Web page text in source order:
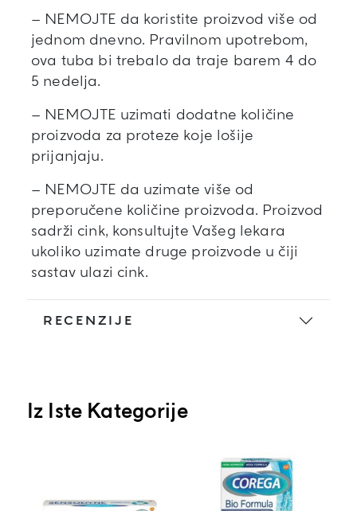
– NEMOJTE da koristite proizvod više od
jednom dnevno. Pravilnom upotrebom,
ova tuba bi trebalo da traje barem 4 do
5 nedelja.
– NEMOJTE uzimati dodatne količine
proizvoda za proteze koje lošije
prijanjaju.
– NEMOJTE da uzimate više od
preporučene količine proizvoda. Proizvod
sadrži cink, konsultujte Vašeg lekara
ukoliko uzimate druge proizvode u čiji
sastav ulazi cink.
RECENZIJE
Iz Iste Kategorije